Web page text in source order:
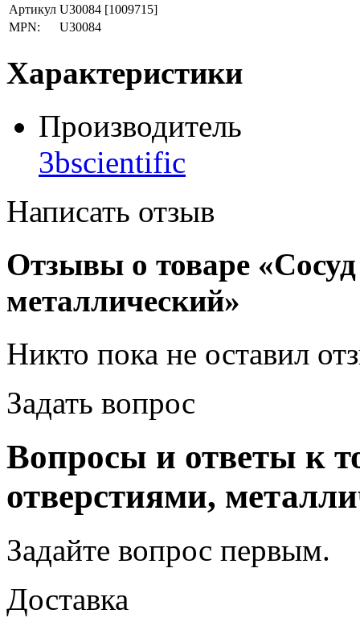
Артикул U30084 [1009715]
MPN:
U30084
Характеристики
Производитель
3bscientific
Написать отзыв
Отзывы о товаре
металлический»
Никто пока не оставил
Задать вопрос
Вопросы и ответы к
отверстиями,
Задайте вопрос первым.
Доставка